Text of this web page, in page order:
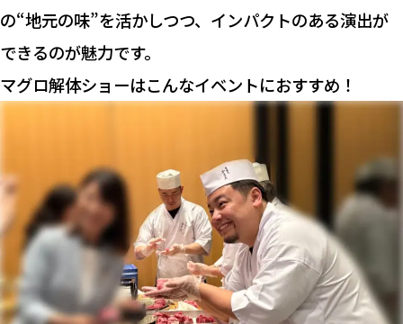
の“地元の味”を活かしつつ、インパクトのある演出が
できるのが魅力です。
マグロ解体ショーはこんなイベントにおすすめ！